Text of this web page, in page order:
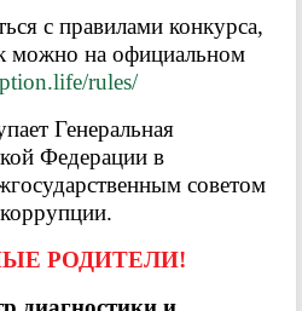
с правилами конкурса,
можно на официальном
rules/
Генеральная
Федерации в
советом
РОДИТЕЛИ!